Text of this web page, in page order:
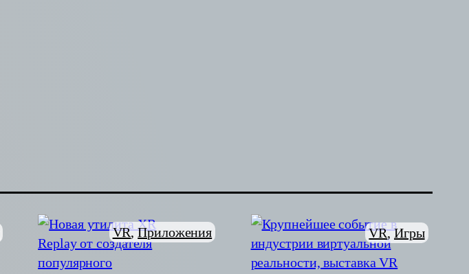
VR, Приложения VR, Игры